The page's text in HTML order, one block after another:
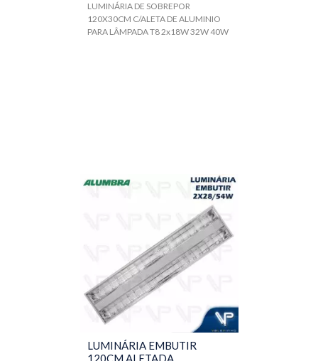
LUMINÁRIA DE SOBREPOR
120X30CM C/ALETA DE ALUMINIO
PARA LÂMPADA T8 2x18W 32W 40W
LUMINÁRIA EMBUTIR
120CM ALETADA